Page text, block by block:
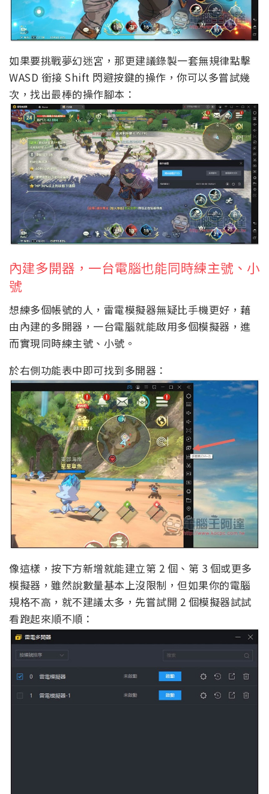
如果要挑戰夢幻迷宮，那更建議錄製一套無規律點擊
WASD 銜接 Shift 閃避按鍵的操作，你可以多嘗試幾
次，找出最棒的操作腳本：
內建多開器，一台電腦也能同時練主號、小
號
想練多個帳號的人，雷電模擬器無疑比手機更好，藉
由內建的多開器，一台電腦就能啟用多個模擬器，進
而實現同時練主號、小號。
於右側功能表中即可找到多開器：
像這樣，按下方新增就能建立第 2 個、第 3 個或更多
模擬器，雖然說數量基本上沒限制，但如果你的電腦
規格不高，就不建議太多，先嘗試開 2 個模擬器試試
看跑起來順不順：